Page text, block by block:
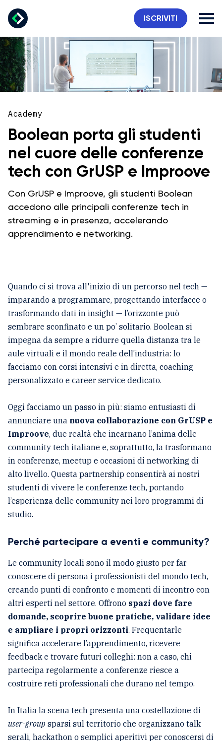
ISCRIVITI
Academy
Boolean porta gli studenti
nel cuore delle conferenze
tech con GrUSP e Improove
Con GrUSP e Improove, gli studenti Boolean
accedono alle principali conferenze tech in
streaming e in presenza, accelerando
apprendimento e networking.
Quando ci si trova all'inizio di un percorso nel tech —
imparando a programmare, progettando interfacce o
trasformando dati in insight — l’orizzonte può
sembrare sconfinato e un po’ solitario. Boolean si
impegna da sempre a ridurre quella distanza tra le
aule virtuali e il mondo reale dell’industria: lo
facciamo con corsi intensivi e in diretta, coaching
personalizzato e career service dedicato.
Oggi facciamo un passo in più: siamo entusiasti di
annunciare una nuova collaborazione con GrUSP e
Improove, due realtà che incarnano l’anima delle
community tech italiane e, soprattutto, la trasformano
in conferenze, meetup e occasioni di networking di
alto livello. Questa partnership consentirà ai nostri
studenti di vivere le conferenze tech, portando
l’esperienza delle community nei loro programmi di
studio.
Perché partecipare a eventi e community?
Le community locali sono il modo giusto per far
conoscere di persona i professionisti del mondo tech,
creando punti di confronto e momenti di incontro con
altri esperti nel settore. Offrono spazi dove fare
domande, scoprire buone pratiche, validare idee
e ampliare i propri orizzonti. Frequentarle
significa accelerare l’apprendimento, ricevere
feedback e trovare futuri colleghi: non a caso, chi
partecipa regolarmente a conferenze riesce a
costruire reti professionali che durano nel tempo.
In Italia la scena tech presenta una costellazione di
user-group sparsi sul territorio che organizzano talk
serali, hackathon o semplici aperitivi per conoscersi di